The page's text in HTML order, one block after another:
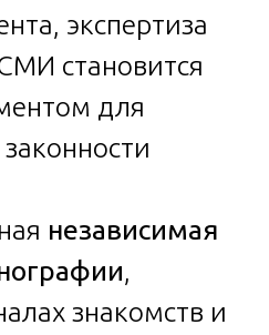
экспертиза
становится
для
независимая
,
знакомств и